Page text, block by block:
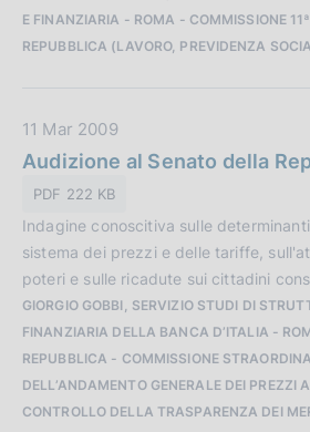
l
i
z
i
e
E FINANZIARIA - ROMA - COMMISSIONE
REPUBBLICA (LAVORO, PREVIDENZA
D
a
P
u
b
b
l
i
c
a
11 Mar 2009
Audizione al Senato della
PDF 222 KB
Indagine conoscitiva sulle
sistema dei prezzi e delle tariffe,
poteri e sulle ricadute sui cittadini
GIORGIO GOBBI, SERVIZIO STUDI DI
FINANZIARIA DELLA BANCA D’ITALIA -
REPUBBLICA - COMMISSIONE
DELL’ANDAMENTO GENERALE DEI PREZZI
CONTROLLO DELLA TRASPARENZA DEI